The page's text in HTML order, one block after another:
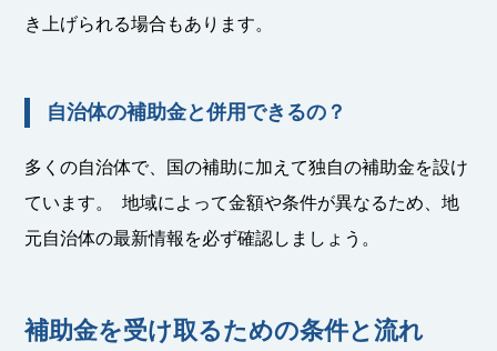
き上げられる場合もあります。
自治体の補助金と併用できるの？
多くの自治体で、国の補助に加えて独自の補助金を設け
ています。 地域によって金額や条件が異なるため、地
元自治体の最新情報を必ず確認しましょう。
補助金を受け取るための条件と流れ